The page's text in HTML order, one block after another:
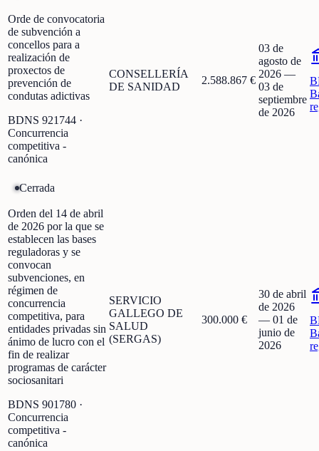
Orde de convocatoria
de subvención a
concellos para a
realización de
proxectos de
prevención de
condutas adictivas
BDNS 921744 ·
Concurrencia
competitiva -
canónica
CONSELLERÍA
DE SANIDAD
2.588.867 €
03 de
agosto de
2026 —
03 de
septiembre
de 2026
Cerrada
Orden del 14 de abril
de 2026 por la que se
establecen las bases
reguladoras y se
convocan
subvenciones, en
régimen de
concurrencia
competitiva, para
entidades privadas sin
ánimo de lucro con el
fin de realizar
programas de carácter
sociosanitari
BDNS 901780 ·
Concurrencia
competitiva -
canónica
SERVICIO
GALLEGO DE
SALUD
(SERGAS)
300.000 €
30 de abril
de 2026
— 01 de
junio de
2026